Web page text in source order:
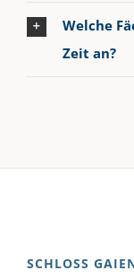
Welche
Zeit an?
SCHLOSS